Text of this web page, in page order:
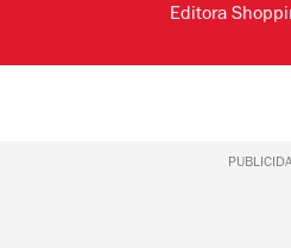
Editora